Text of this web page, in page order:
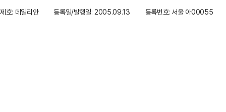
제호: 데일리안
등록일/발행일: 2005.09.13 등록번호: 서울 아00055